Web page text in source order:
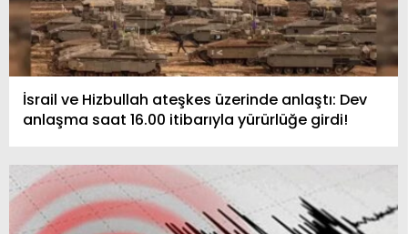
İsrail ve Hizbullah ateşkes üzerinde anlaştı: Dev
anlaşma saat 16.00 itibarıyla yürürlüğe girdi!